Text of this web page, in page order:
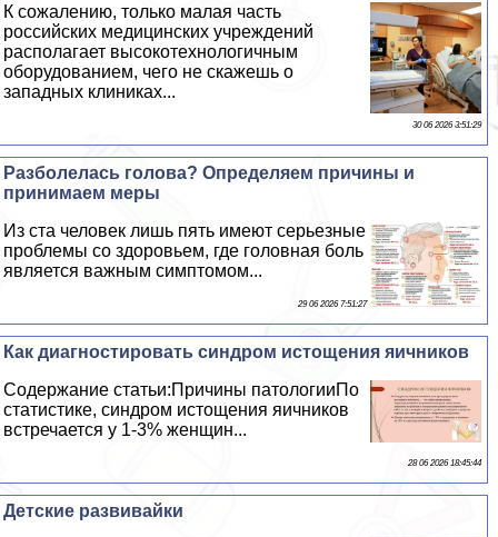
К сожалению, только малая часть
российских медицинских учреждений
располагает высокотехнологичным
оборудованием, чего не скажешь о
западных клиниках...
30 06 2026 3:51:29
Разболелась голова? Определяем причины и
принимаем меры
Из ста человек лишь пять имеют серьезные
проблемы со здоровьем, где головная боль
является важным симптомом...
29 06 2026 7:51:27
Как диагностировать синдром истощения яичников
Содержание статьи:Причины патологииПо
статистике, синдром истощения яичников
встречается у 1-3% женщин...
28 06 2026 18:45:44
Детские развивайки